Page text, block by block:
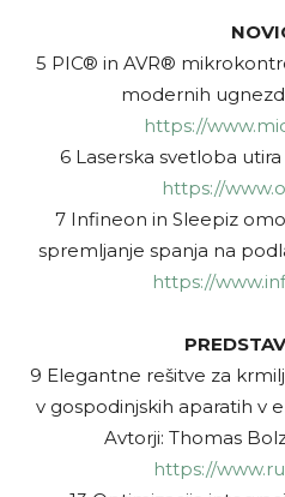
5 PIC® in AVR®
modernih
https://
6 Laserska svetloba
https://
7 Infineon in Sleepiz
spremljanje spanja na
https://
9 Elegantne rešitve za
v gospodinjskih aparatih v
Avtorji: Thomas
https://